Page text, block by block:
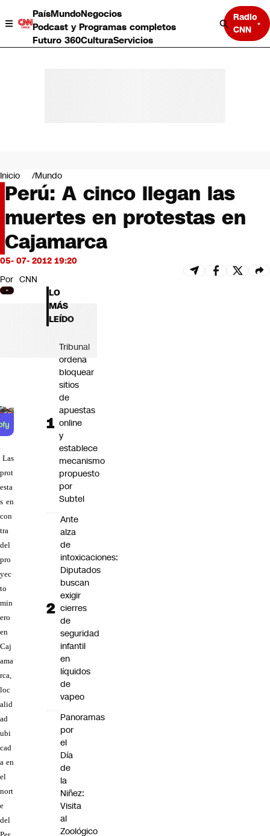
PaísMundoNegocios
Podcast y Programas completos
Futuro 360CulturaServicios
Radio
CNN
Negocios
Deportes
Programas completos
Cultura
Servicios
Bits
CNN Data
CNN tiempo
Futuro 360
Opinión
Inicio Mundo
Perú: A cinco llegan las
muertes en protestas en
Cajamarca
05- 07- 2012 19:20
Por CNN
Las
prot
esta
s en
con
tra
del
pro
yec
to
min
ero
en
Caj
ama
rca,
loc
alid
ad
ubi
cad
a en
el
nort
e
del
LO
MÁS
LEÍDO
Tribunal
ordena
bloquear
sitios
de
apuestas
online
y
establece
mecanismo
propuesto
por
Subtel
Ante
alza
de
intoxicaciones:
Diputados
buscan
exigir
cierres
de
seguridad
infantil
en
líquidos
de
vapeo
Panoramas
por
el
Día
de
la
Niñez:
Visita
al
Zoológico